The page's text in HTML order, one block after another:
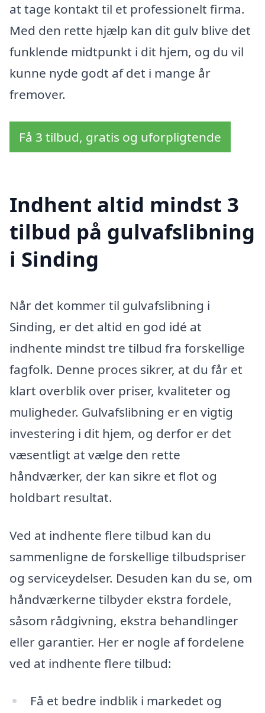
at tage kontakt til et professionelt firma.
Med den rette hjælp kan dit gulv blive det
funklende midtpunkt i dit hjem, og du vil
kunne nyde godt af det i mange år
fremover.
Få 3 tilbud, gratis og uforpligtende
Indhent altid mindst 3
tilbud på gulvafslibning
i Sinding
Når det kommer til gulvafslibning i
Sinding, er det altid en god idé at
indhente mindst tre tilbud fra forskellige
fagfolk. Denne proces sikrer, at du får et
klart overblik over priser, kvaliteter og
muligheder. Gulvafslibning er en vigtig
investering i dit hjem, og derfor er det
væsentligt at vælge den rette
håndværker, der kan sikre et flot og
holdbart resultat.
Ved at indhente flere tilbud kan du
sammenligne de forskellige tilbudspriser
og serviceydelser. Desuden kan du se, om
håndværkerne tilbyder ekstra fordele,
såsom rådgivning, ekstra behandlinger
eller garantier. Her er nogle af fordelene
ved at indhente flere tilbud:
Få et bedre indblik i markedet og